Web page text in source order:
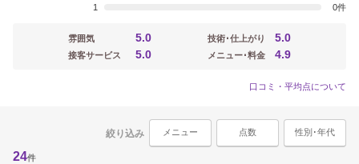
1
0
雰囲気 5.0
接客サービス 5.0
技術･仕上がり 5.0
メニュー･料金 4.9
口コミ・平均点について
絞り込み メニュー 点数 性別･年代
24件